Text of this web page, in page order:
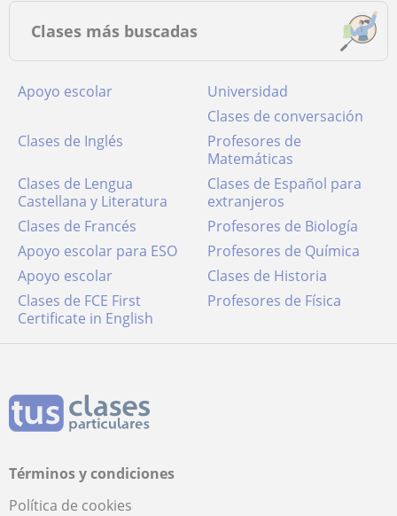
Clases más buscadas
Apoyo escolar
Universidad
Clases de conversación
Clases de Inglés
Profesores de
Matemáticas
Clases de Lengua
Castellana y Literatura
Clases de Español para
extranjeros
Clases de Francés
Profesores de Biología
Apoyo escolar para ESO
Profesores de Química
Apoyo escolar
Clases de Historia
Clases de FCE First
Certificate in English
Profesores de Física
Términos y condiciones
Política de cookies